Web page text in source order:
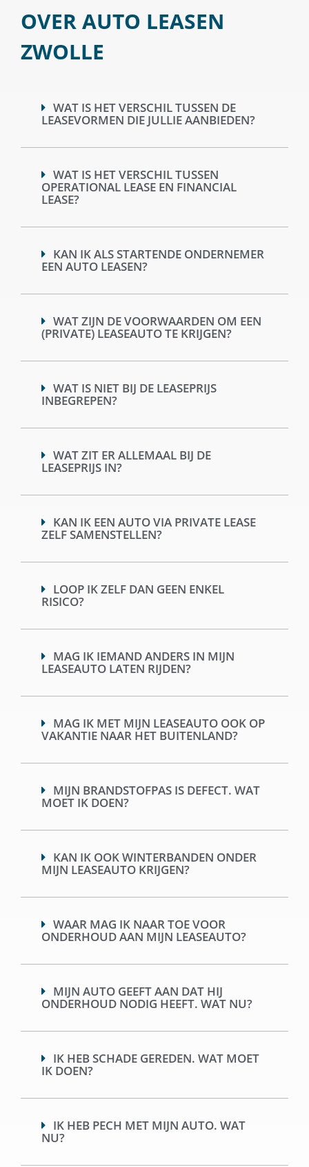
OVER AUTO LEASEN
ZWOLLE
WAT IS HET VERSCHIL TUSSEN DE
LEASEVORMEN DIE JULLIE AANBIEDEN?
WAT IS HET VERSCHIL TUSSEN
OPERATIONAL LEASE EN FINANCIAL
LEASE?
KAN IK ALS STARTENDE ONDERNEMER
EEN AUTO LEASEN?
WAT ZIJN DE VOORWAARDEN OM EEN
(PRIVATE) LEASEAUTO TE KRIJGEN?
WAT IS NIET BIJ DE LEASEPRIJS
INBEGREPEN?
WAT ZIT ER ALLEMAAL BIJ DE
LEASEPRIJS IN?
KAN IK EEN AUTO VIA PRIVATE LEASE
ZELF SAMENSTELLEN?
LOOP IK ZELF DAN GEEN ENKEL
RISICO?
MAG IK IEMAND ANDERS IN MIJN
LEASEAUTO LATEN RIJDEN?
MAG IK MET MIJN LEASEAUTO OOK OP
VAKANTIE NAAR HET BUITENLAND?
MIJN BRANDSTOFPAS IS DEFECT. WAT
MOET IK DOEN?
KAN IK OOK WINTERBANDEN ONDER
MIJN LEASEAUTO KRIJGEN?
WAAR MAG IK NAAR TOE VOOR
ONDERHOUD AAN MIJN LEASEAUTO?
MIJN AUTO GEEFT AAN DAT HIJ
ONDERHOUD NODIG HEEFT. WAT NU?
IK HEB SCHADE GEREDEN. WAT MOET
IK DOEN?
IK HEB PECH MET MIJN AUTO. WAT
NU?